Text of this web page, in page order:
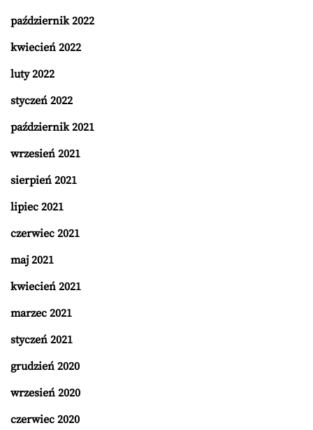
październik 2022
kwiecień 2022
luty 2022
styczeń 2022
październik 2021
wrzesień 2021
sierpień 2021
lipiec 2021
czerwiec 2021
maj 2021
kwiecień 2021
marzec 2021
styczeń 2021
grudzień 2020
wrzesień 2020
czerwiec 2020